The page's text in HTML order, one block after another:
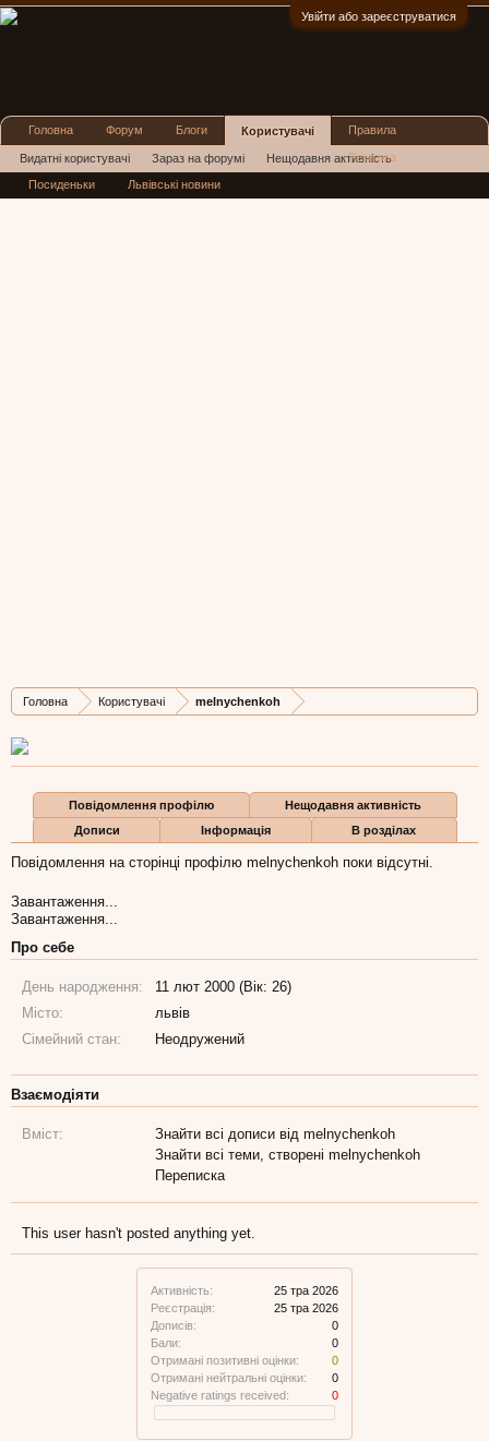
Увійти або зареєструватися
Головна Користувачі melnychenkoh
Активність:
25 тра 2026
Реєстрація:
25 тра 2026
Дописів:
0
Бали:
0
Отримані позитивні оцінки:
0
Отримані нейтральні оцінки:
0
Negative ratings received:
0
Дописів
0
Карма
0
Бали
0
Повідомлення профілю
Нещодавня активність
Дописи
Інформація В розділах
Повідомлення на сторінці профілю melnychenkoh поки відсутні.
Завантаження...
Завантаження...
Про себе
День народження:
11 лют 2000 (Вік: 26)
Місто:
львів
Сімейний стан:
Неодружений
Взаємодіяти
Вміст:
Знайти всі дописи від melnychenkoh
Знайти всі теми, створені melnychenkoh
Переписка
This user hasn't posted anything yet.
Головна Форум Блоги Користувачі
Видатні користувачі Зараз на форумі Нещодавня активність
Нові повідомлення профілю
Правила
Реклама
Посиденьки Львівські новини